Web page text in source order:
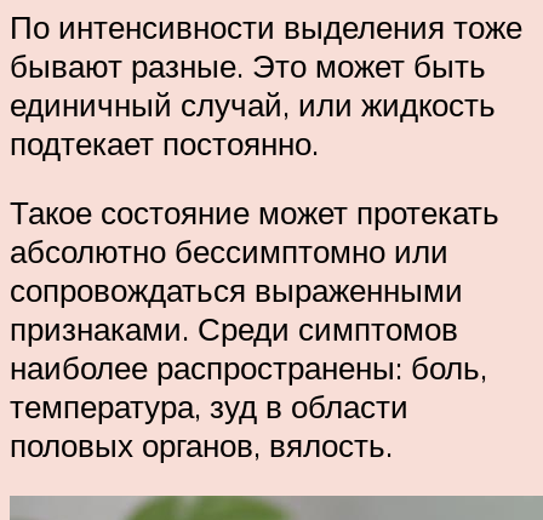
По интенсивности выделения тоже
бывают разные. Это может быть
единичный случай, или жидкость
подтекает постоянно.
Такое состояние может протекать
абсолютно бессимптомно или
сопровождаться выраженными
признаками. Среди симптомов
наиболее распространены: боль,
температура, зуд в области
половых органов, вялость.